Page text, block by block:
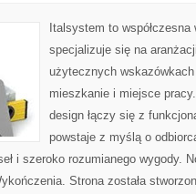
Italsystem to
specjalizuje się na
użytecznych
mieszkanie i miejsce
design łączy się z
powstaje z myślą o
i szeroko rozumianego wygody.
Strona została